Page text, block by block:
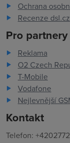
Ochrana
Recenze dsl.cz
Pro partnery
Reklama
O2 Czech
T-Mobile
Vodafone
Nejlevnější
Kontakt
Telefon: